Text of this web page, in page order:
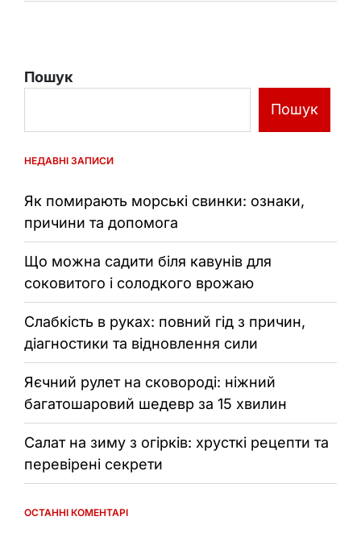
Пошук
Пошук
НЕДАВНІ ЗАПИСИ
Як помирають морські свинки: ознаки,
причини та допомога
Що можна садити біля кавунів для
соковитого і солодкого врожаю
Слабкість в руках: повний гід з причин,
діагностики та відновлення сили
Яєчний рулет на сковороді: ніжний
багатошаровий шедевр за 15 хвилин
Салат на зиму з огірків: хрусткі рецепти та
перевірені секрети
ОСТАННІ КОМЕНТАРІ